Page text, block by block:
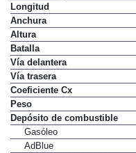
Longitud
Anchura
Altura
Batalla
Vía delantera
Vía trasera
Coeficiente Cx
Peso
Depósito de combustible
Gasóleo
AdBlue